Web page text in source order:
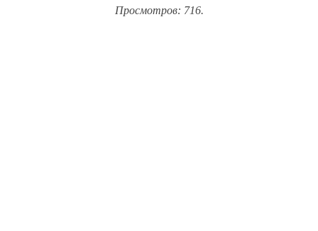
Просмотров: 716.